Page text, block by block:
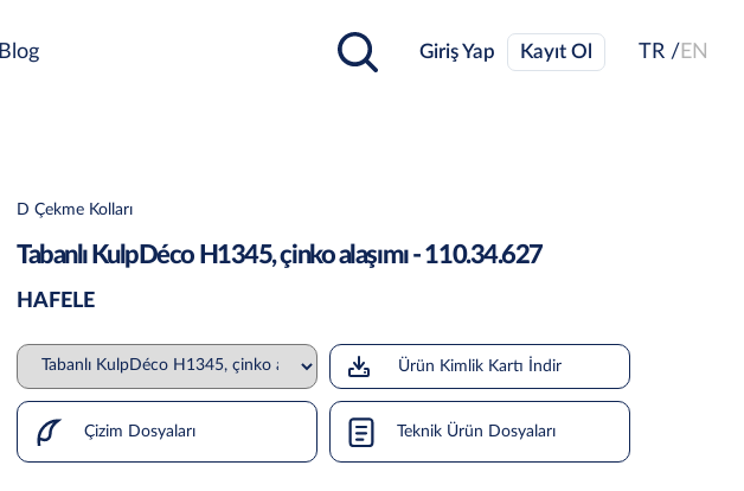
Blog Giriş Yap Kayıt Ol TR / EN
D Çekme Kolları
Tabanlı KulpDéco H1345, çinko alaşımı - 110.34.627
HAFELE
Ürün Kimlik Kartı İndir
Çizim Dosyaları Teknik Ürün Dosyaları